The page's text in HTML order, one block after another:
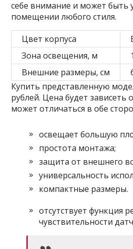
себе внимание и может быть
помещении любого стиля.
Цвет корпуса
Зона освещения, м
Внешние размеры, см
Купить представленную
рублей. Цена будет зависеть
может отличаться в обе
освещает большую
простота монтажа;
защита от внешнего
универсальность
компактные размеры.
отсутствует функция
чувствительности